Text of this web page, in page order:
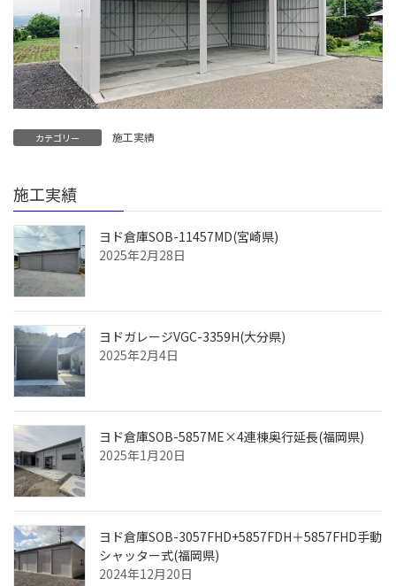
カテゴリー 施工実績
施工実績
ヨド倉庫SOB-11457MD(宮崎県)
2025年2月28日
ヨドガレージVGC-3359H(大分県)
2025年2月4日
ヨド倉庫SOB-5857ME×4連棟奥行延長(福岡県)
2025年1月20日
ヨド倉庫SOB-3057FHD+5857FDH＋5857FHD手動
シャッター式(福岡県)
2024年12月20日